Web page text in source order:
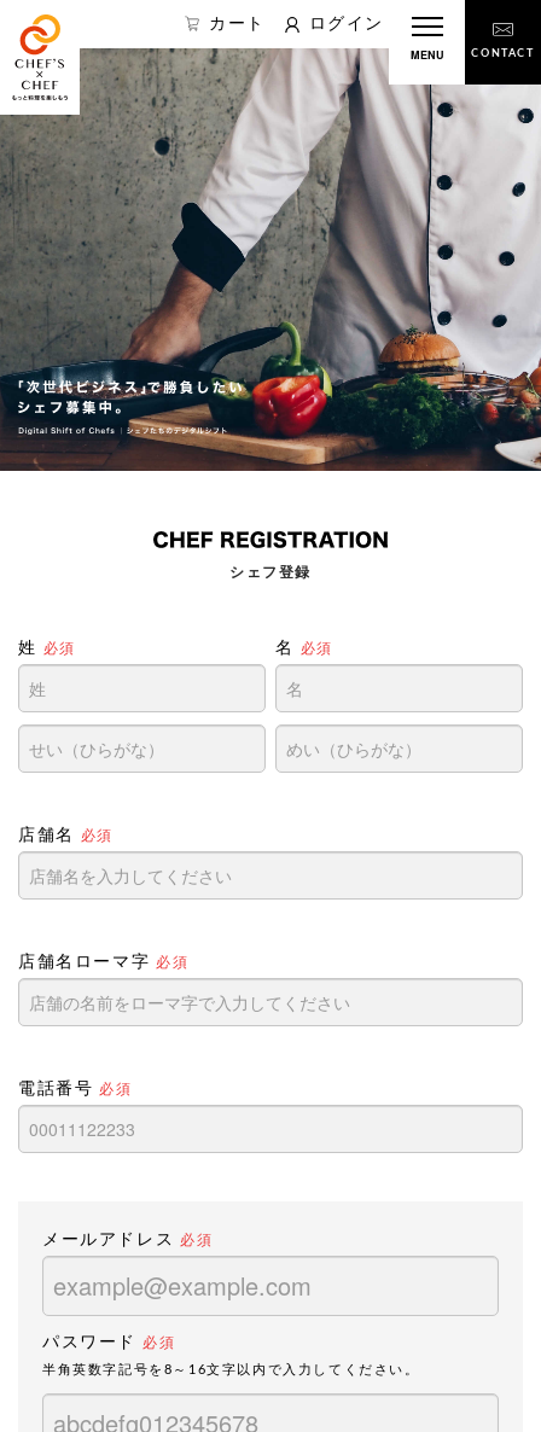
カート ログイン
MENU CONTACT
シェフ登録
姓 必須 名 必須
店舗名 必須
店舗名ローマ字 必須
電話番号 必須
メールアドレス 必須
パスワード 必須
半角英数字記号を8～16文字以内で入力してください。